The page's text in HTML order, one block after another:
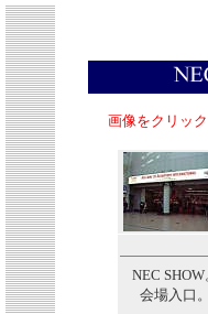
画像をクリッ
NEC SHOW
会場入口。